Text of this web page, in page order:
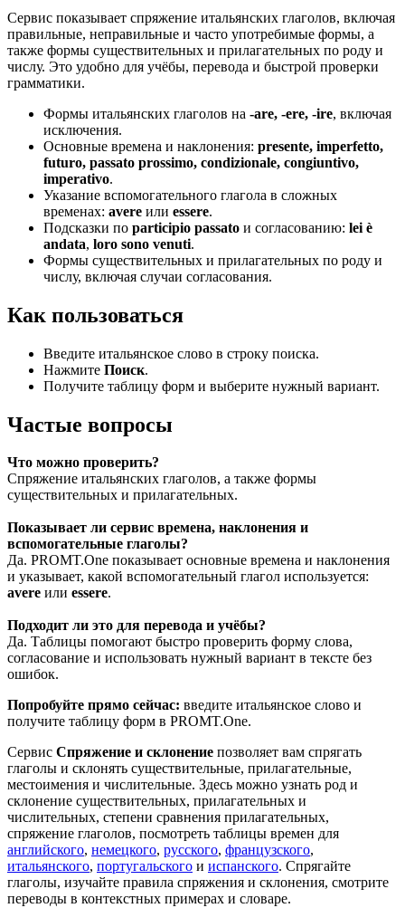
Сервис показывает спряжение итальянских глаголов, включая
правильные, неправильные и часто употребимые формы, а
также формы существительных и прилагательных по роду и
числу. Это удобно для учёбы, перевода и быстрой проверки
грамматики.
Формы итальянских глаголов на -are, -ere, -ire, включая
исключения.
Основные времена и наклонения: presente, imperfetto,
futuro, passato prossimo, condizionale, congiuntivo,
imperativo.
Указание вспомогательного глагола в сложных
временах: avere или essere.
Подсказки по participio passato и согласованию: lei è
andata, loro sono venuti.
Формы существительных и прилагательных по роду и
числу, включая случаи согласования.
Как пользоваться
Введите итальянское слово в строку поиска.
Нажмите Поиск.
Получите таблицу форм и выберите нужный вариант.
Частые вопросы
Что можно проверить?
Спряжение итальянских глаголов, а также формы
существительных и прилагательных.
Показывает ли сервис времена, наклонения и
вспомогательные глаголы?
Да. PROMT.One показывает основные времена и наклонения
и указывает, какой вспомогательный глагол используется:
avere или essere.
Подходит ли это для перевода и учёбы?
Да. Таблицы помогают быстро проверить форму слова,
согласование и использовать нужный вариант в тексте без
ошибок.
Попробуйте прямо сейчас: введите итальянское слово и
получите таблицу форм в PROMT.One.
Сервис Спряжение и склонение позволяет вам спрягать
глаголы и склонять существительные, прилагательные,
местоимения и числительные. Здесь можно узнать род и
склонение существительных, прилагательных и
числительных, степени сравнения прилагательных,
спряжение глаголов, посмотреть таблицы времен для
английского, немецкого, русского, французского,
итальянского, португальского и испанского. Спрягайте
глаголы, изучайте правила спряжения и склонения, смотрите
переводы в контекстных примерах и словаре.